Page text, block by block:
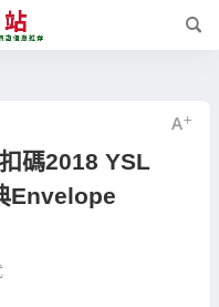
碼2018 YSL
Envelope